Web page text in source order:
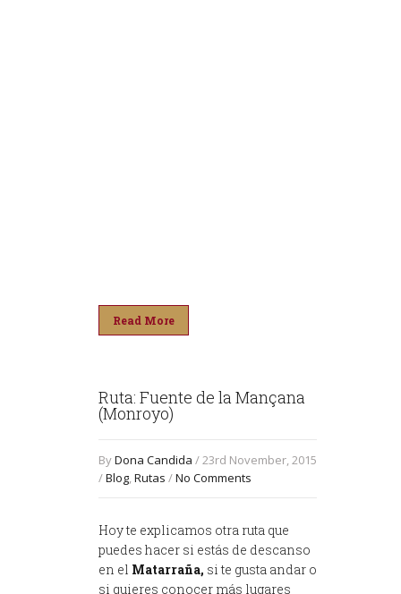
Read More
Ruta: Fuente de la Mançana
(Monroyo)
ByDona Candida / 23rd November, 2015
/Blog,Rutas /No Comments
Hoy te explicamos otra ruta que
puedes hacer si estás de descanso
en el Matarraña, si te gusta andar o
si quieres conocer más lugares